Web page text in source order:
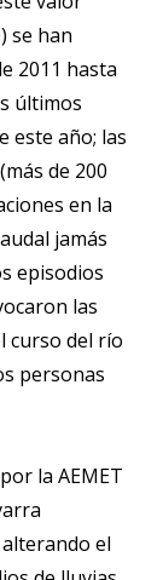
se han
2011 hasta
últimos
este año; las
de 200
en la
jamás
episodios
las
curso del río
personas
la AEMET
el